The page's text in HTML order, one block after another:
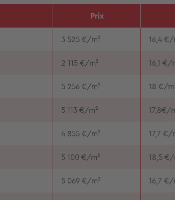
Prix
3 525 €/m² 16,4 €/
2 115 €/m² 16,1 €/
5 256 €/m² 18 €/
5 113 €/m² 17,8€/
4 855 €/m² 17,7 €/
5 100 €/m² 18,5 €/
5 069 €/m² 16,7 €/